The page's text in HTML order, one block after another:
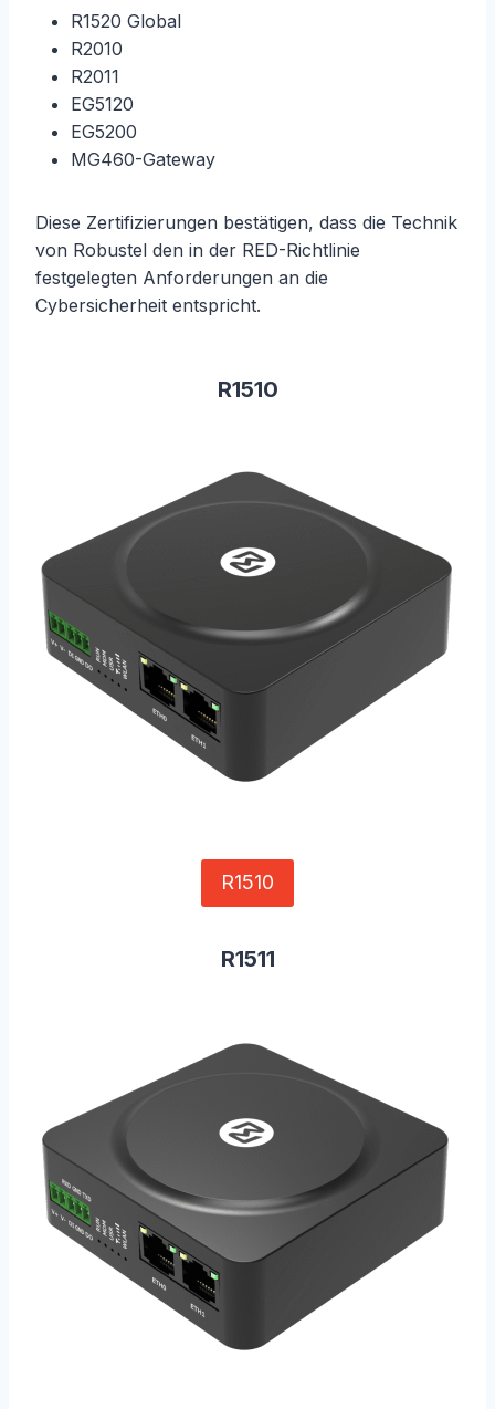
R1520 Global
R2010
R2011
EG5120
EG5200
MG460-Gateway
Diese Zertifizierungen bestätigen, dass die Technik
von Robustel den in der RED-Richtlinie
festgelegten Anforderungen an die
Cybersicherheit entspricht.
R1510
R1510
R1511